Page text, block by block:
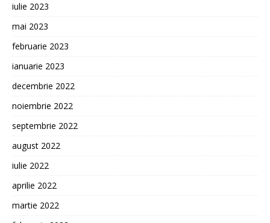
iulie 2023
mai 2023
februarie 2023
ianuarie 2023
decembrie 2022
noiembrie 2022
septembrie 2022
august 2022
iulie 2022
aprilie 2022
martie 2022